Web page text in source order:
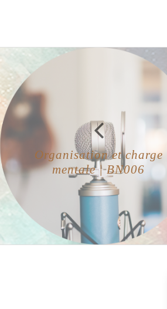
Organisation et charge
mentale | BN006